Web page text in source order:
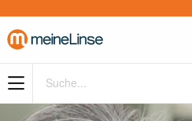
Zum Hauptinhalt springen